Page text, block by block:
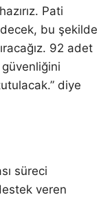
Pati
bu şekilde
92 adet
güvenliğini
” diye
süreci
veren